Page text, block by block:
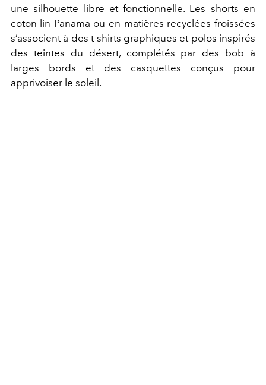
une silhouette libre et fonctionnelle. Les shorts en
coton-lin Panama ou en matières recyclées froissées
s’associent à des t-shirts graphiques et polos inspirés
des teintes du désert, complétés par des bob à
larges bords et des casquettes conçus pour
apprivoiser le soleil.